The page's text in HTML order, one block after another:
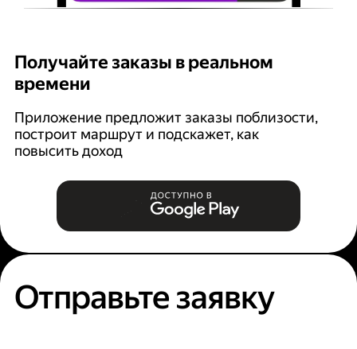
Получайте заказы в реальном
времени
Приложение предложит заказы поблизости,
построит маршрут и подскажет, как
повысить доход
Отправьте заявку